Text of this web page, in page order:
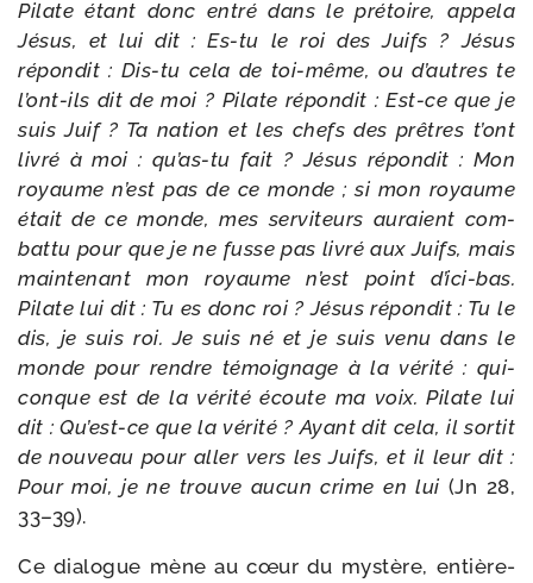
Pilate étant donc entré dans le pré­toire, appe­la
Jésus, et lui dit : Es-​tu le roi des Juifs ? Jésus
répon­dit : Dis-​tu cela de toi-​même, ou d’autres te
l’ont-​ils dit de moi ? Pilate répon­dit : Est-​ce que je
suis Juif ? Ta nation et les chefs des prêtres t’ont
livré à moi : qu’as-​tu fait ? Jésus répon­dit : Mon
royaume n’est pas de ce monde ; si mon royaume
était de ce monde, mes ser­vi­teurs auraient com­
bat­tu pour que je ne fusse pas livré aux Juifs, mais
main­te­nant mon royaume n’est point d’ici-​bas.
Pilate lui dit : Tu es donc roi ? Jésus répon­dit : Tu le
dis, je suis roi. Je suis né et je suis venu dans le
monde pour rendre témoi­gnage à la véri­té : qui­
conque est de la véri­té écoute ma voix. Pilate lui
dit : Qu’est-​ce que la véri­té ? Ayant dit cela, il sor­tit
de nou­veau pour aller vers les Juifs, et il leur dit :
Pour moi, je ne trouve aucun crime en lui (Jn 28,
33–39).
Ce dia­logue mène au cœur du mys­tère, entiè­re­